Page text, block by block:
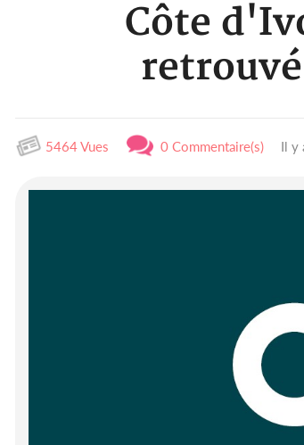
Côte
5464 Vues 0 Commentaire(s) Il y